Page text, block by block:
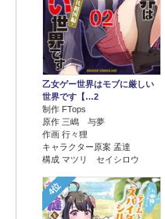
乙女ゲー世界はモブに厳しい
世界です【…2
制作 FTops
原作 三嶋 与夢
作画 行々狸
キャラクター原案 孟達
構成 マツリ セイシロウ
4位